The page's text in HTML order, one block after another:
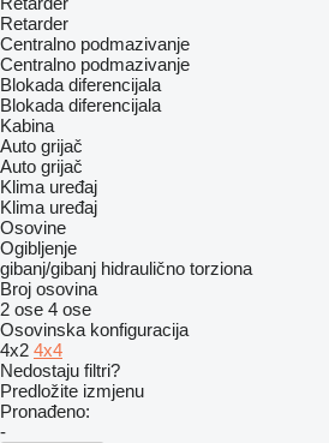
Retarder
Centralno podmazivanje
Centralno podmazivanje
Blokada diferencijala
Blokada diferencijala
Kabina
Auto grijač
Auto grijač
Klima uređaj
Klima uređaj
Osovine
Ogibljenje
gibanj/gibanj hidraulično torziona
Broj osovina
2 ose 4 ose
Osovinska konfiguracija
4x2 4x4
Nedostaju filtri?
Predložite izmjenu
Pronađeno:
-